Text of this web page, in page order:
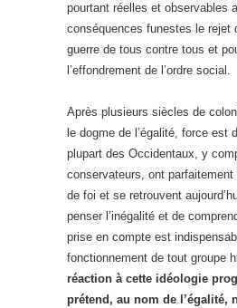
pourtant réelles et observables
conséquences funestes le rejet
guerre de tous contre tous et
l’effondrement de l’ordre social.
Après plusieurs siècles de
le dogme de l’égalité, force est
plupart des Occidentaux, y
conservateurs, ont
de foi et se retrouvent
penser l’inégalité et de
prise en compte est
fonctionnement de tout groupe
réaction à cette idéologie
prétend, au nom de l’égalité,